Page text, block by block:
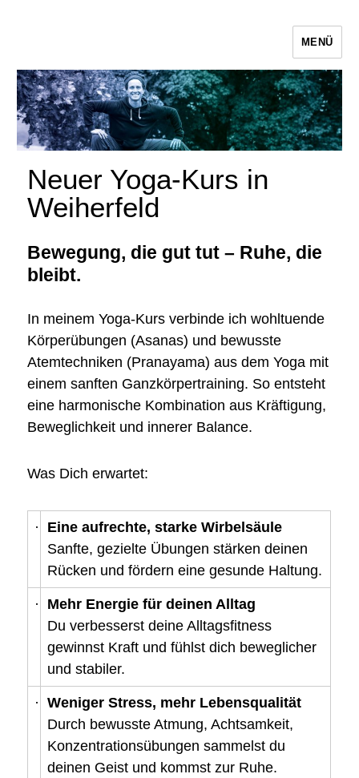
MENÜ
Neuer Yoga-Kurs in
Weiherfeld
Bewegung, die gut tut – Ruhe, die
bleibt.
In meinem Yoga-Kurs verbinde ich wohltuende
Körperübungen (Asanas) und bewusste
Atemtechniken (Pranayama) aus dem Yoga mit
einem sanften Ganzkörpertraining. So entsteht
eine harmonische Kombination aus Kräftigung,
Beweglichkeit und innerer Balance.
Was Dich erwartet:
·
Eine aufrechte, starke Wirbelsäule
Sanfte, gezielte Übungen stärken deinen
Rücken und fördern eine gesunde Haltung.
·
Mehr Energie für deinen Alltag
Du verbesserst deine Alltagsfitness
gewinnst Kraft und fühlst dich beweglicher
und stabiler.
·
Weniger Stress, mehr Lebensqualität
Durch bewusste Atmung, Achtsamkeit,
Konzentrationsübungen sammelst du
deinen Geist und kommst zur Ruhe.